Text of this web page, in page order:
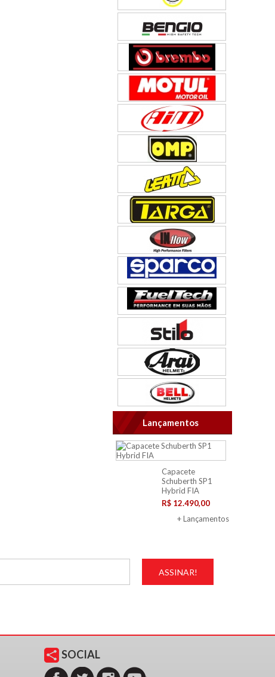
Lançamentos
Capacete
Schuberth SP1
Hybrid FIA
R$ 12.490,00
+ Lançamentos
SOCIAL